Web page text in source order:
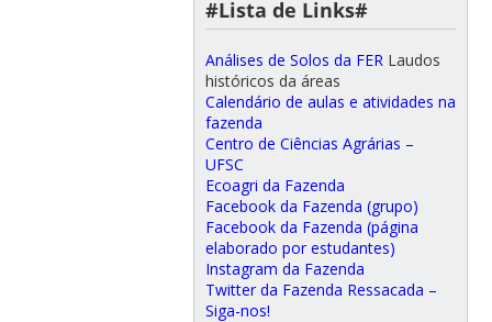
#Lista de Links#
Análises de Solos da FER Laudos
históricos da áreas
Calendário de aulas e atividades na
fazenda
Centro de Ciências Agrárias –
UFSC
Ecoagri da Fazenda
Facebook da Fazenda (grupo)
Facebook da Fazenda (página
elaborado por estudantes)
Instagram da Fazenda
Twitter da Fazenda Ressacada –
Siga-nos!